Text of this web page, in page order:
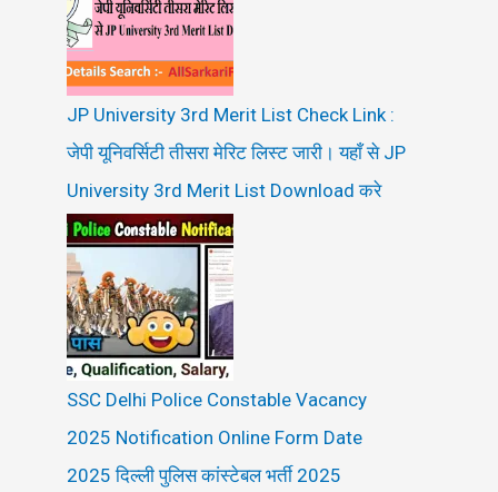
JP University 3rd Merit List Check Link :
जेपी यूनिवर्सिटी तीसरा मेरिट लिस्ट जारी। यहाँ से JP
University 3rd Merit List Download करे
SSC Delhi Police Constable Vacancy
2025 Notification Online Form Date
2025 दिल्ली पुलिस कांस्टेबल भर्ती 2025